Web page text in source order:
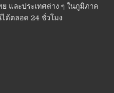
ย และประเทศต่าง ๆ ในภูมิภาค
ได้ตลอด 24 ชั่วโมง